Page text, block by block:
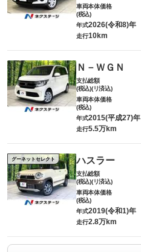
車両本体価格
(税込)
年式2026(令和8)年
走行10km
Ｎ－ＷＧＮ
支払総額
(税込)(リ済込)
車両本体価格
(税込)
年式2015(平成27)年
走行5.5万km
グーネットセレクト ハスラー
支払総額
(税込)(リ済込)
車両本体価格
(税込)
年式2019(令和1)年
走行2.8万km